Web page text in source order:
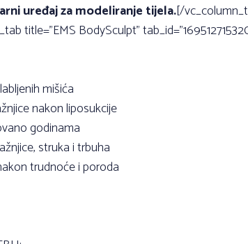
uređaj za modeliranje tijela.[/
title=”EMS BodySculpt”
mišića
nakon liposukcije
godinama
struka i trbuha
trudnoće i poroda